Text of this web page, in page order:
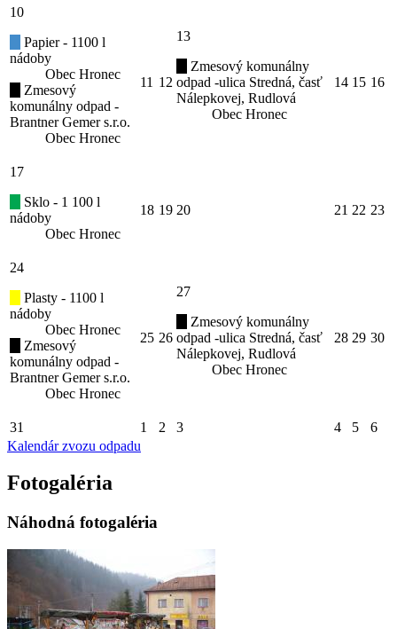
10
Papier - 1100 l
nádoby
Obec Hronec
Zmesový
komunálny odpad -
Brantner Gemer s.r.o.
Obec Hronec
11 12
13
Zmesový komunálny
odpad -ulica Stredná, časť
Nálepkovej, Rudlová
Obec Hronec
14 15 16
17
Sklo - 1 100 l
nádoby
Obec Hronec
18 19 20 21 22 23
24
Plasty - 1100 l
nádoby
Obec Hronec
Zmesový
komunálny odpad -
Brantner Gemer s.r.o.
Obec Hronec
25 26
27
Zmesový komunálny
odpad -ulica Stredná, časť
Nálepkovej, Rudlová
Obec Hronec
28 29 30
31 1 2 3 4 5
6
Kalendár zvozu odpadu
Fotogaléria
Náhodná fotogaléria